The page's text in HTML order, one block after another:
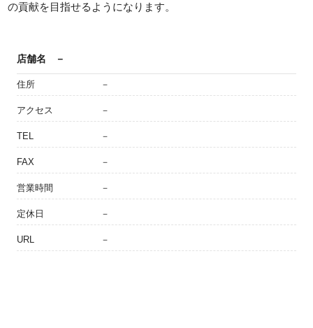
の貢献を目指せるようになります。
店舗名 －
住所 －
アクセス －
TEL －
FAX －
営業時間 －
定休日 －
URL －